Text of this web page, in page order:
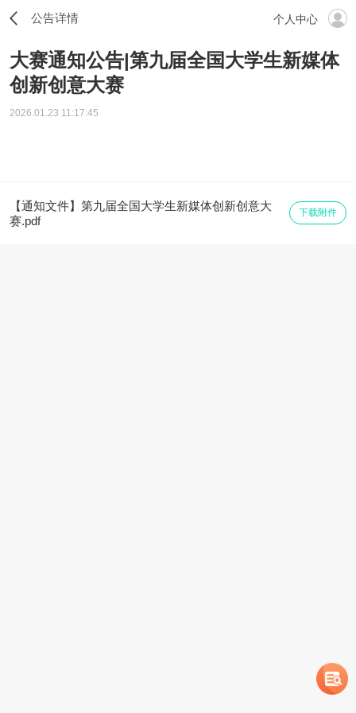
公告详情 个人中心
大赛通知公告|第九届全国大学生新媒体
创新创意大赛
2026.01.23 11:17:45
【通知文件】第九届全国大学生新媒体创新创意大
赛.pdf
下载附件